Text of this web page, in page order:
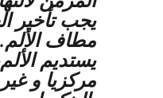
يجب تأخير
مطاف
يستديم
مركزيا و